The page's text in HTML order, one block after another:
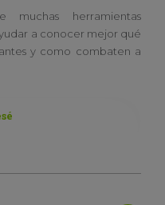
muchas herramientas
a conocer mejor qué
y como combaten a